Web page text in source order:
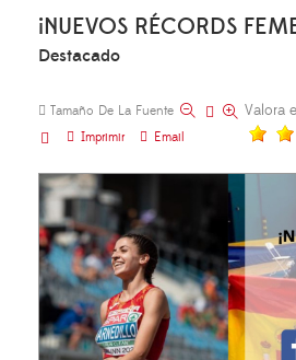
¡NUEVOS RÉCORDS
Destacado
Tamaño De La Fuente
Imprimir
Email
Valora